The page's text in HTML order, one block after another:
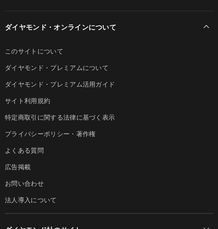
ダイヤモンド・オンラインについて
このサイトについて
ダイヤモンド・プレミアムについて
ダイヤモンド・プレミアム活用ガイド
サイト利用規約
特定商取引に関する法律に基づく表示
プライバシーポリシー・著作権
よくある質問
広告掲載
お問い合わせ
法人導入について